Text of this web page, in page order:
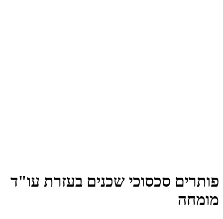
פותרים סכסוכי שכנים בעזרת עו"ד
מומחה